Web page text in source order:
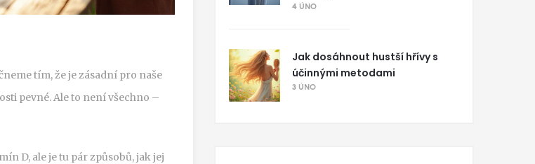
tím, že je zásadní pro naše
pevné. Ale to není všechno –
D, ale je tu pár způsobů, jak jej
4 ÚNO
Jak dosáhnout hustší hřívy s
účinnými metodami
3 ÚNO